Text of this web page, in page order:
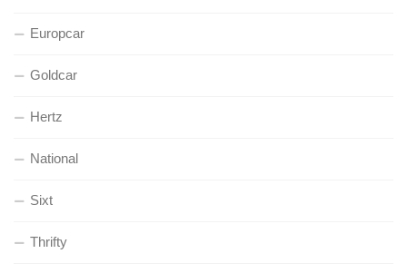
Europcar
Goldcar
Hertz
National
Sixt
Thrifty